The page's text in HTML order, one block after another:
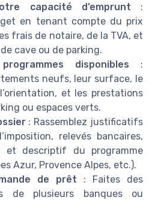
capacité d’emprunt :
en tenant compte du prix
frais de notaire, de la TVA, et
cave ou de parking.
disponibles :
neufs, leur surface, le
et les prestations
ou espaces verts.
: Rassemblez justificatifs
relevés bancaires,
et descriptif du programme
Azur, Provence Alpes, etc.).
de prêt : Faites des
de plusieurs banques ou